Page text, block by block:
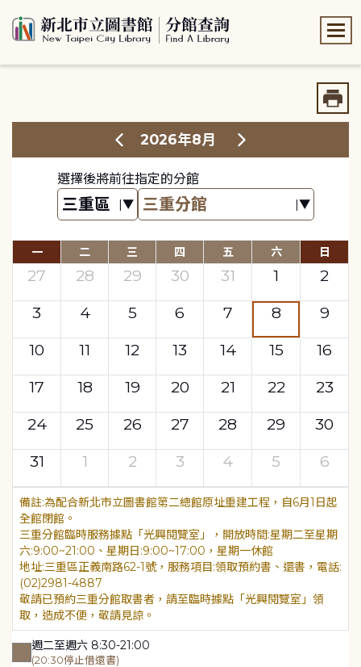
2026年8月
選擇後將前往指定的分館
一 二 三 四 五 六 日
27 28 29 30 31 1
2
3
4 5 6 7 8
9
10
11 12 13 14 15
16
17
18 19 20 21 22
23
24
25 26 27 28 29
30
31
1 2 3 4 5 6
為配合新北市立圖書館第二總館原址重建工程，自6月1日起
全館閉館。
三重分館臨時服務據點「光興閱覽室」，開放時間:星期二至星期
六:9:00~21:00、星期日:9:00~17:00，星期一休館
地址:三重區正義南路62-1號，服務項目:領取預約書、還書，電話:
(02)2981-4887
敬請已預約三重分館取書者，請至臨時據點「光興閱覽室」領
取，造成不便，敬請見諒。
週二至週六 8:30-21:00
(20:30停止借還書)